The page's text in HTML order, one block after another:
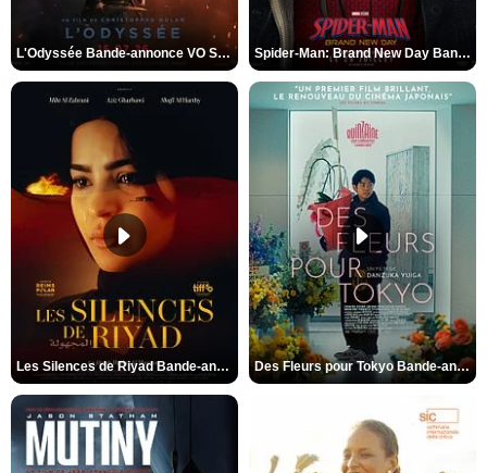
L'Odyssée Bande-annonce VO STFR Spider-Man: Brand New Day Bande-annonce VO STFR
Les Silences de Riyad Bande-annonce VO STFR Des Fleurs pour Tokyo Bande-annonce VO STFR